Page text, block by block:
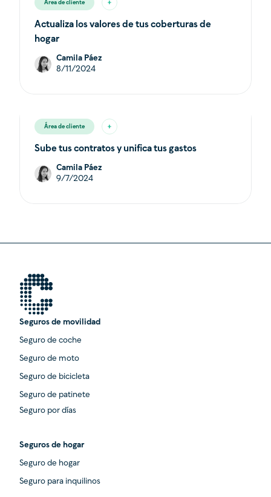
Área de cliente
Actualiza los valores de tus coberturas de
hogar
Camila Páez
8/11/2024
Área de cliente
Sube tus contratos y unifica tus gastos
Camila Páez
9/7/2024
Seguros de movilidad
Seguro de coche
Seguro de moto
Seguro de bicicleta
Seguro de patinete
Seguro por días
Seguros de hogar
Seguro de hogar
Seguro para inquilinos